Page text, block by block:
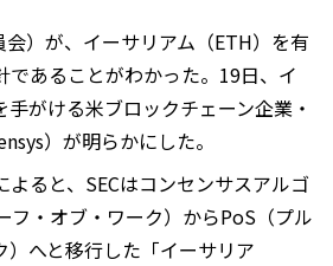
会）が、イーサリアム（ETH）を有
であることがわかった。19日、イ
がける米ブロックチェーン企業・
）が明らかにした。
よると、SECはコンセンサスアルゴ
フ・オブ・ワーク）からPoS（プル
）へと移行した「イーサリア